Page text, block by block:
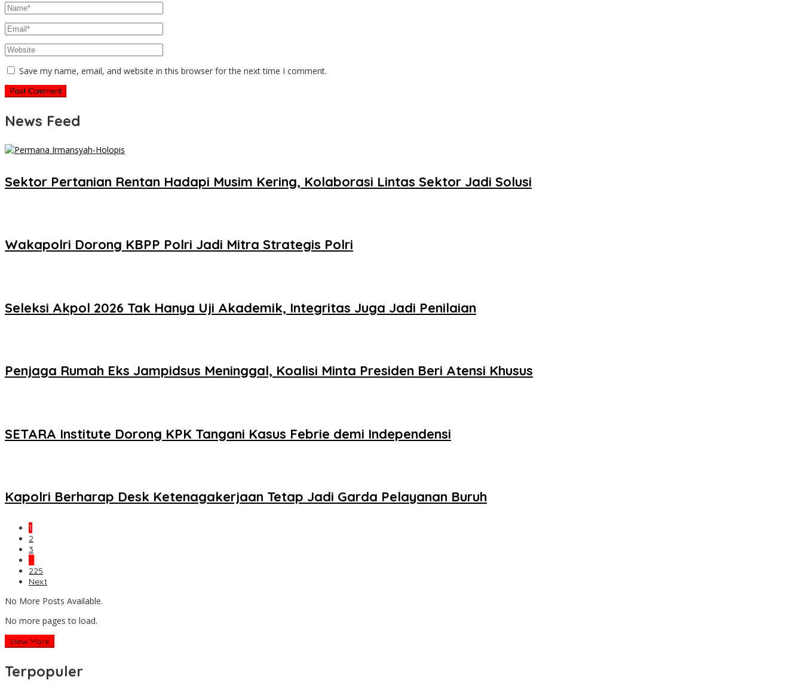
Save my name, email, and website in this browser for the next time I comment.
News Feed
Sektor Pertanian Rentan Hadapi Musim Kering, Kolaborasi Lintas Sektor Jadi Solusi
Wakapolri Dorong KBPP Polri Jadi Mitra Strategis Polri
Seleksi Akpol 2026 Tak Hanya Uji Akademik, Integritas Juga Jadi Penilaian
Penjaga Rumah Eks Jampidsus Meninggal, Koalisi Minta Presiden Beri Atensi Khusus
SETARA Institute Dorong KPK Tangani Kasus Febrie demi Independensi
Kapolri Berharap Desk Ketenagakerjaan Tetap Jadi Garda Pelayanan Buruh
1
2
3
…
225
Next
No More Posts Available.
No more pages to load.
View More
Terpopuler